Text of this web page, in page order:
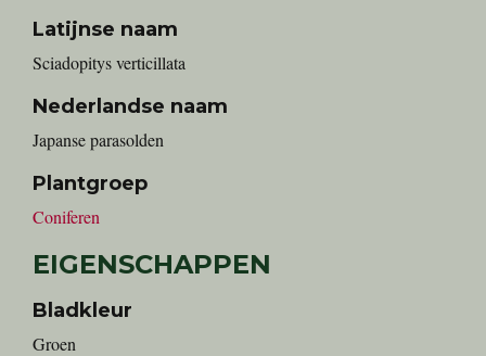
Latijnse naam
Sciadopitys verticillata
Nederlandse naam
Japanse parasolden
Plantgroep
Coniferen
EIGENSCHAPPEN
Bladkleur
Groen